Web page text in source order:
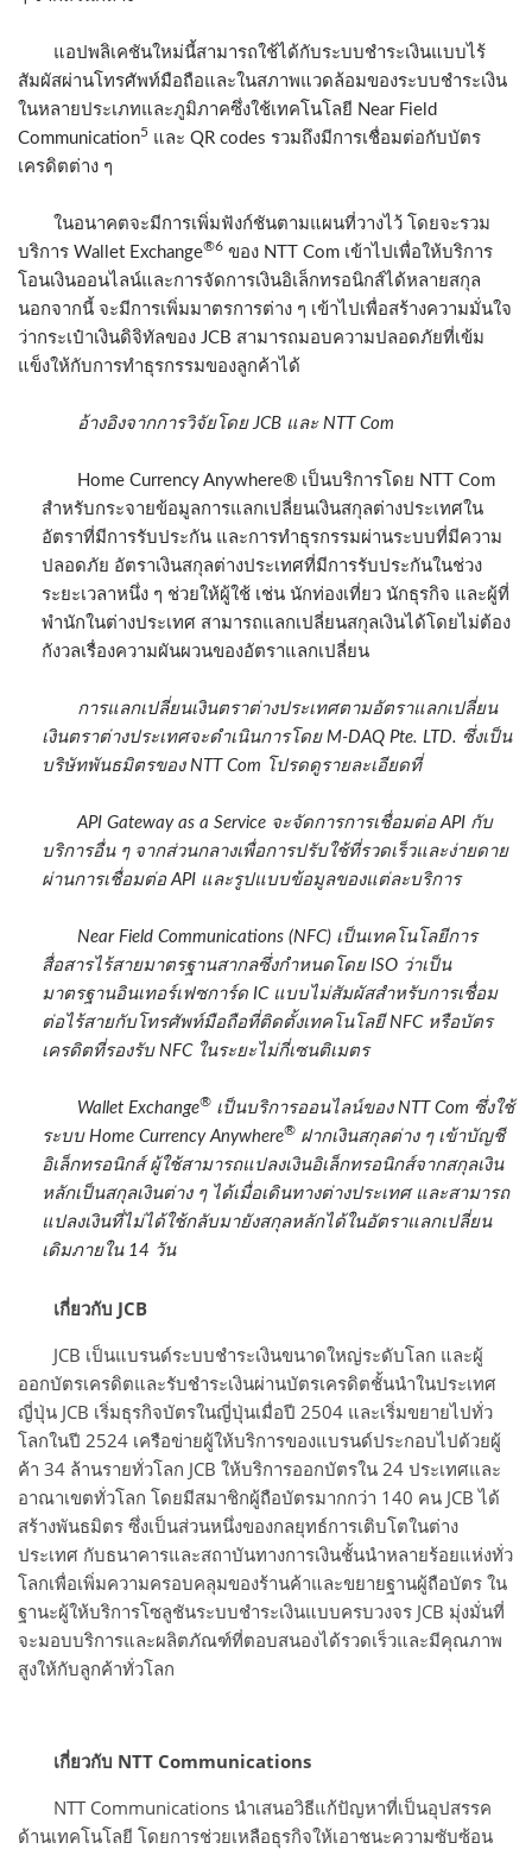
แอปพลิเคชันใหม่นี้สามารถใช้ได้กับระบบชำระเงินแบบไร้
สัมผัสผ่านโทรศัพท์มือถือและในสภาพแวดล้อมของระบบชำระเงิน
ในหลายประเภทและภูมิภาคซึ่งใช้เทคโนโลยี Near Field
Communication5 และ QR codes รวมถึงมีการเชื่อมต่อกับบัตร
เครดิตต่าง ๆ
ในอนาคตจะมีการเพิ่มฟังก์ชันตามแผนที่วางไว้ โดยจะรวม
บริการ Wallet Exchange®6 ของ NTT Com เข้าไปเพื่อให้บริการ
โอนเงินออนไลน์และการจัดการเงินอิเล็กทรอนิกส์ได้หลายสกุล
นอกจากนี้ จะมีการเพิ่มมาตรการต่าง ๆ เข้าไปเพื่อสร้างความมั่นใจ
ว่ากระเป๋าเงินดิจิทัลของ JCB สามารถมอบความปลอดภัยที่เข้ม
แข็งให้กับการทำธุรกรรมของลูกค้าได้
อ้างอิงจากการวิจัยโดยJCB และ NTT Com
Home Currency Anywhere® เป็นบริการโดย NTT Com
สำหรับกระจายข้อมูลการแลกเปลี่ยนเงินสกุลต่างประเทศใน
อัตราที่มีการรับประกัน และการทำธุรกรรมผ่านระบบที่มีความ
ปลอดภัย อัตราเงินสกุลต่างประเทศที่มีการรับประกันในช่วง
ระยะเวลาหนึ่ง ๆ ช่วยให้ผู้ใช้ เช่น นักท่องเที่ยว นักธุรกิจ และผู้ที่
พำนักในต่างประเทศ สามารถแลกเปลี่ยนสกุลเงินได้โดยไม่ต้อง
กังวลเรื่องความผันผวนของอัตราแลกเปลี่ยน
การแลกเปลี่ยนเงินตราต่างประเทศตามอัตราแลกเปลี่ยน
เงินตราต่างประเทศจะดำเนินการโดย M-DAQ Pte. LTD. ซึ่งเป็น
บริษัทพันธมิตรของ NTT Com โปรดดูรายละเอียดที่
API Gateway as a Service จะจัดการการเชื่อมต่อ API กับ
บริการอื่น ๆ จากส่วนกลางเพื่อการปรับใช้ที่รวดเร็วและง่ายดาย
ผ่านการเชื่อมต่อ API และรูปแบบข้อมูลของแต่ละบริการ
Near Field Communications (NFC) เป็นเทคโนโลยีการ
สื่อสารไร้สายมาตรฐานสากลซึ่งกำหนดโดย ISO ว่าเป็น
มาตรฐานอินเทอร์เฟซการ์ด IC แบบไม่สัมผัสสำหรับการเชื่อม
ต่อไร้สายกับโทรศัพท์มือถือที่ติดตั้งเทคโนโลยี NFC หรือบัตร
เครดิตที่รองรับ NFC ในระยะไม่กี่เซนติเมตร
Wallet Exchange® เป็นบริการออนไลน์ของ NTT Com ซึ่งใช้
ระบบ Home Currency Anywhere® ฝากเงินสกุลต่าง ๆ เข้าบัญชี
อิเล็กทรอนิกส์ ผู้ใช้สามารถแปลงเงินอิเล็กทรอนิกส์จากสกุลเงิน
หลักเป็นสกุลเงินต่าง ๆ ได้เมื่อเดินทางต่างประเทศ และสามารถ
แปลงเงินที่ไม่ได้ใช้กลับมายังสกุลหลักได้ในอัตราแลกเปลี่ยน
เดิมภายใน 14 วัน
เกี่ยวกับ JCB
JCB เป็นแบรนด์ระบบชำระเงินขนาดใหญ่ระดับโลก และผู้
ออกบัตรเครดิตและรับชำระเงินผ่านบัตรเครดิตชั้นนำในประเทศ
ญี่ปุ่น JCB เริ่มธุรกิจบัตรในญี่ปุ่นเมื่อปี 2504 และเริ่มขยายไปทั่ว
โลกในปี 2524 เครือข่ายผู้ให้บริการของแบรนด์ประกอบไปด้วยผู้
ค้า 34 ล้านรายทั่วโลก JCB ให้บริการออกบัตรใน 24 ประเทศและ
อาณาเขตทั่วโลก โดยมีสมาชิกผู้ถือบัตรมากกว่า 140 คน JCB ได้
สร้างพันธมิตร ซึ่งเป็นส่วนหนึ่งของกลยุทธ์การเติบโตในต่าง
ประเทศ กับธนาคารและสถาบันทางการเงินชั้นนำหลายร้อยแห่งทั่ว
โลกเพื่อเพิ่มความครอบคลุมของร้านค้าและขยายฐานผู้ถือบัตร ใน
ฐานะผู้ให้บริการโซลูชันระบบชำระเงินแบบครบวงจร JCB มุ่งมั่นที่
จะมอบบริการและผลิตภัณฑ์ที่ตอบสนองได้รวดเร็วและมีคุณภาพ
สูงให้กับลูกค้าทั่วโลก
เกี่ยวกับ NTT Communications
NTT Communications นำเสนอวิธีแก้ปัญหาที่เป็นอุปสรรค
ด้านเทคโนโลยี โดยการช่วยเหลือธุรกิจให้เอาชนะความซับซ้อน